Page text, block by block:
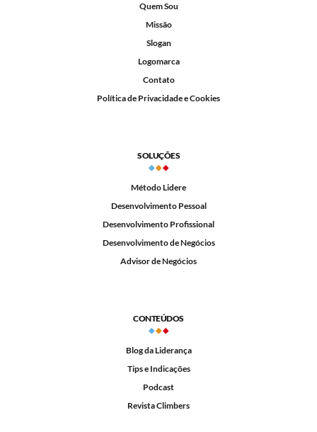
Quem Sou
Missão
Slogan
Logomarca
Contato
Política de Privacidade e Cookies
SOLUÇÕES
Método Lidere
Desenvolvimento Pessoal
Desenvolvimento Profissional
Desenvolvimento de Negócios
Advisor de Negócios
CONTEÚDOS
Blog da Liderança
Tips e Indicações
Podcast
Revista Climbers